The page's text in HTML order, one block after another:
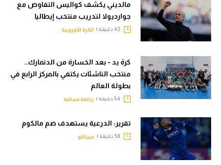
مالديني يكشف كواليس التفاوض مع
جوارديولا لتدريب منتخب إيطاليا
الكرة الأوروبية
كرة يد - بعد الخسارة من الدنمارك..
منتخب الناشئات يكتفي بالمركز الرابع في
بطولة العالم
رياضة نسائية
تقرير: الدرعية يستهدف ضم مالكوم
ميركاتو